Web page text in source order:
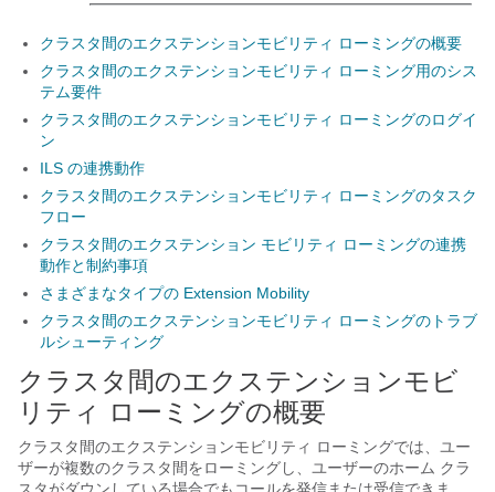
クラスタ間のエクステンションモビリティ ローミングの概要
クラスタ間のエクステンションモビリティ ローミング用のシス
テム要件
クラスタ間のエクステンションモビリティ ローミングのログイ
ン
ILS の連携動作
クラスタ間のエクステンションモビリティ ローミングのタスク
フロー
クラスタ間のエクステンション モビリティ ローミングの連携
動作と制約事項
さまざまなタイプの Extension Mobility
クラスタ間のエクステンションモビリティ ローミングのトラブ
ルシューティング
クラスタ間のエクステンションモビ
リティ ローミングの概要
クラスタ間のエクステンションモビリティ ローミングでは、ユー
ザーが複数のクラスタ間をローミングし、ユーザーのホーム クラ